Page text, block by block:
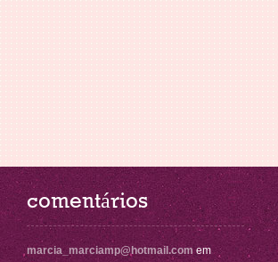
comentários
marcia_marciamp@hotmail.com em